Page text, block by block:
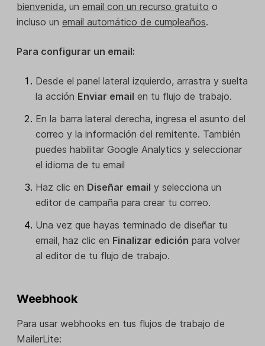
bienvenida, un email con un recurso gratuito o
incluso un email automático de cumpleaños.
Para configurar un email:
Desde el panel lateral izquierdo, arrastra y suelta
la acción Enviar email en tu flujo de trabajo.
En la barra lateral derecha, ingresa el asunto del
correo y la información del remitente. También
puedes habilitar Google Analytics y seleccionar
el idioma de tu email
Haz clic en Diseñar email y selecciona un
editor de campaña para crear tu correo.
Una vez que hayas terminado de diseñar tu
email, haz clic en Finalizar edición para volver
al editor de tu flujo de trabajo.
Weebhook
Para usar webhooks en tus flujos de trabajo de
MailerLite: